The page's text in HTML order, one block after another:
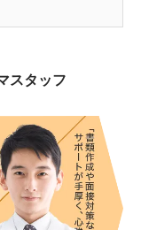
スタッフ